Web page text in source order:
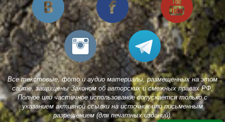
Все текстовые, фото и аудио материалы, размещенных на этом
сайте, защищены Законом об авторских и смежных правах РФ.
Полное или частичное использование допускается только с
указанием активной ссылки на источник или письменным
разрешением (для печатных изданий).